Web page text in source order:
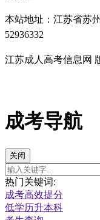
本站地址：江苏省苏
52936332
江苏成人高考信息网
成考导航
关闭
热门关键词:
成考高效提分
低学历升本科